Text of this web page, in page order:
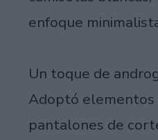
enfoque
Un toque de
Adoptó elementos
pantalones de